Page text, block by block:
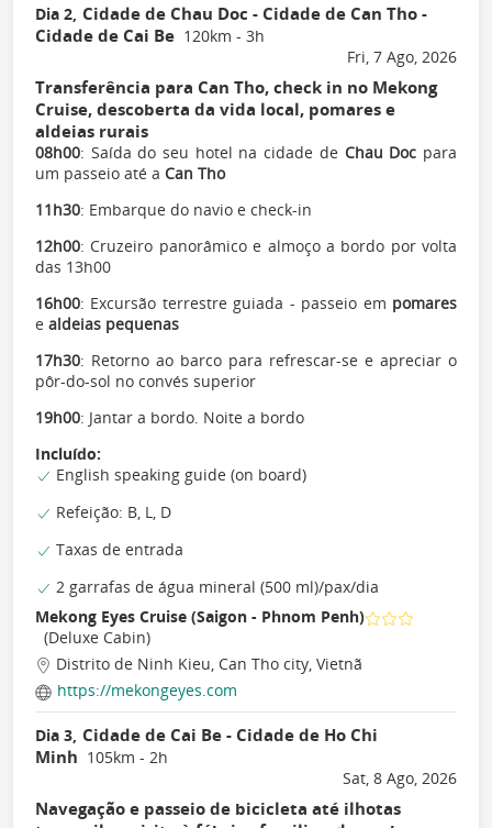
Dia 2, Cidade de Chau Doc - Cidade de Can Tho -
Cidade de Cai Be 120km - 3h
Fri, 7 Ago, 2026
Transferência para Can Tho, check in no Mekong
Cruise, descoberta da vida local, pomares e
aldeias rurais
08h00: Saída do seu hotel na cidade de Chau Doc para
um passeio até a Can Tho
11h30: Embarque do navio e check-in
12h00: Cruzeiro panorâmico e almoço a bordo por volta
das 13h00
16h00: Excursão terrestre guiada - passeio em pomares
e aldeias pequenas
17h30: Retorno ao barco para refrescar-se e apreciar o
pôr-do-sol no convés superior
19h00: Jantar a bordo. Noite a bordo
Incluído:
English speaking guide (on board)
Refeição: B, L, D
Taxas de entrada
2 garrafas de água mineral (500 ml)/pax/dia
Mekong Eyes Cruise (Saigon - Phnom Penh)
(Deluxe Cabin)
Distrito de Ninh Kieu, Can Tho city, Vietnã
https://mekongeyes.com
Dia 3, Cidade de Cai Be - Cidade de Ho Chi
Minh 105km - 2h
Sat, 8 Ago, 2026
Navegação e passeio de bicicleta até ilhotas